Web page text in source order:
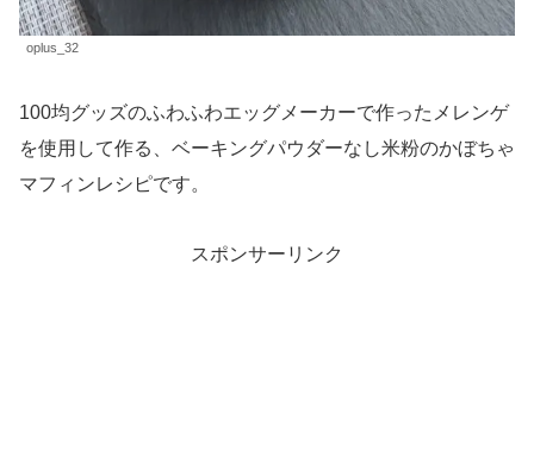
oplus_32
100均グッズのふわふわエッグメーカーで作ったメレンゲ
を使用して作る、ベーキングパウダーなし米粉のかぼちゃ
マフィンレシピです。
スポンサーリンク